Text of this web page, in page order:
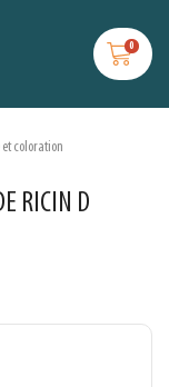
0
coloration
RICIN D